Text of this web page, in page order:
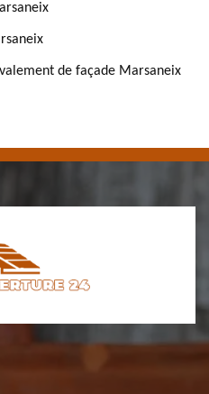
de façade Marsaneix